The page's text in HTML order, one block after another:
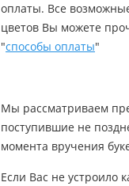
оплаты. Все
цветов Вы можете
"способы оплаты"
Мы рассматриваем
поступившие не
момента вручения
Если Вас не устроило